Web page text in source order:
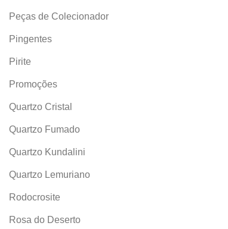
Peças de Colecionador
Pingentes
Pirite
Promoções
Quartzo Cristal
Quartzo Fumado
Quartzo Kundalini
Quartzo Lemuriano
Rodocrosite
Rosa do Deserto